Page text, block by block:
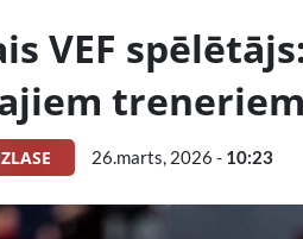
VEF
26.marts, 2026 - 10:23